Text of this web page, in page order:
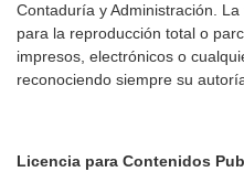
Contaduría y Administración.
para la reproducción total o
impresos, electrónicos o
reconociendo siempre su
Licencia para Contenidos